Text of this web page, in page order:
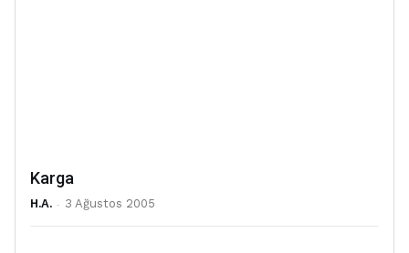
Karga
H.A. - 3 Ağustos 2005